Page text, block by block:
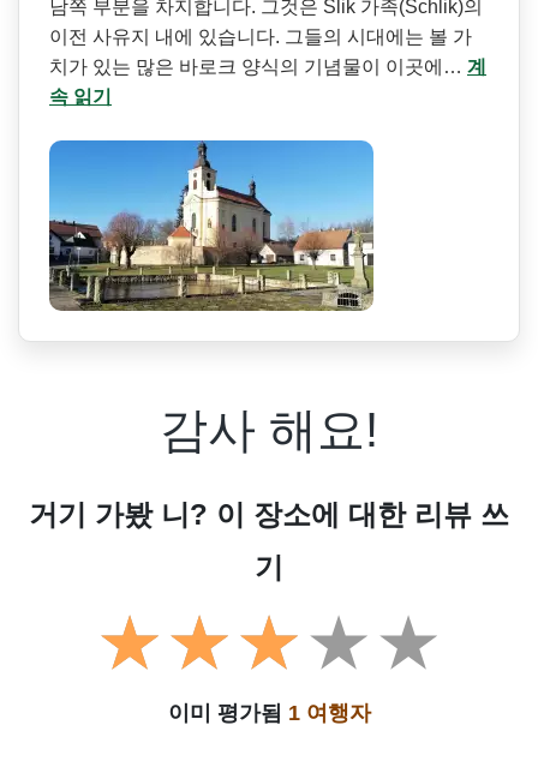
남쪽 부분을 차지합니다. 그것은 Šlik 가족(Schlik)의
이전 사유지 내에 있습니다. 그들의 시대에는 볼 가
치가 있는 많은 바로크 양식의 기념물이 이곳에… 계
속 읽기
감사 해요!
거기 가봤 니? 이 장소에 대한 리뷰 쓰
기
이미 평가됨 1 여행자